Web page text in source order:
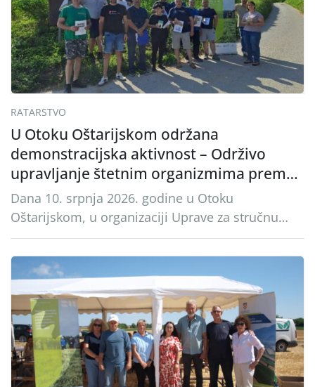
općina Ston. Manifestacija, koja se već sedmu
godinu zaredom održava u sklopu proslave Dana
svete […]
RATARSTVO
U Otoku Oštarijskom održana
demonstracijska aktivnost – Održivo
upravljanje štetnim organizmima prema
načelima integrirane zaštite bilja u
kukuruzu
Dana 10. srpnja 2026. godine u Otoku
Oštarijskom, u organizaciji Uprave za stručnu
podršku razvoju poljoprivrede, održana je
demonstracijska aktivnost pod nazivom „Održivo
upravljanje štetnim organizmima prema
načelima integrirane zaštite bilja u kukuruzu”, u
okviru Intervencije 78.01 – Biljna proizvodnja –
Ratarstvo – Ostale teme (2026.)